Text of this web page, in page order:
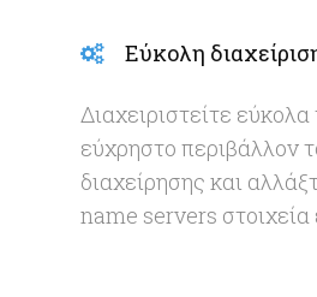
Εύκολη
Διαχειριστείτε
εύχρηστο περιβάλλον
διαχείρησης και
name servers στοιχεία